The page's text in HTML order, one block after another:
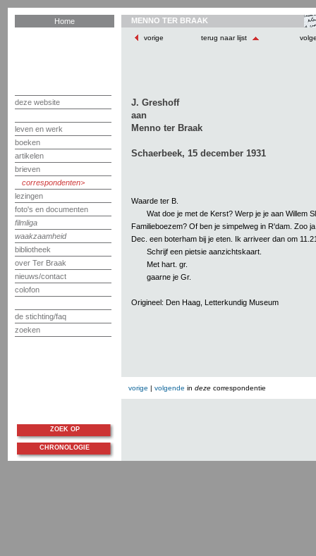
Home
deze website
leven en werk
boeken
artikelen
brieven
correspondenten
lezingen
foto's en documenten
filmliga
waakzaamheid
bibliotheek
over Ter Braak
nieuws/contact
colofon
de stichting/faq
zoeken
MENNO TER BRAAK
vorige terug naar lijst
J. Greshoff
aan
Menno ter Braak
Schaerbeek, 15 december 1931
Waarde ter B.
Wat doe je met de Kerst? Werp je je aan Willem
Familieboezem? Of ben je simpelweg in R'dam. Zoo
Dec. een boterham bij je eten. Ik arriveer dan om
Schrijf een pietsie aanzichtskaart.
Met hart. gr.
gaarne je Gr.
Origineel: Den Haag, Letterkundig Museum
vorige | volgende in deze correspondentie
ZOEK OP
CHRONOLOGIE